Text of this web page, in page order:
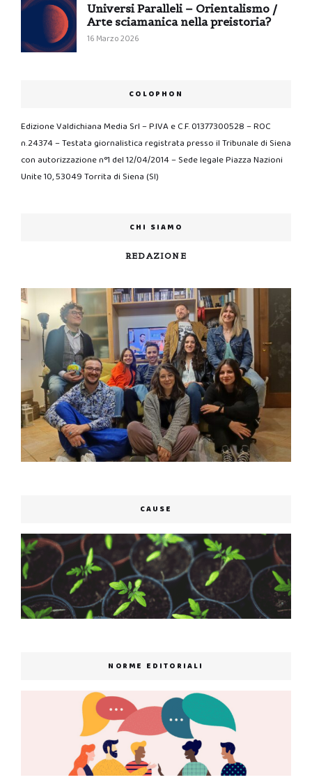
Universi Paralleli – Orientalismo /
Arte sciamanica nella preistoria?
16 Marzo 2026
COLOPHON
Edizione Valdichiana Media Srl – P.IVA e C.F. 01377300528 – ROC
n.24374 – Testata giornalistica registrata presso il Tribunale di Siena
con autorizzazione n°1 del 12/04/2014 – Sede legale Piazza Nazioni
Unite 10, 53049 Torrita di Siena (SI)
CHI SIAMO
REDAZIONE
CAUSE
NORME EDITORIALI